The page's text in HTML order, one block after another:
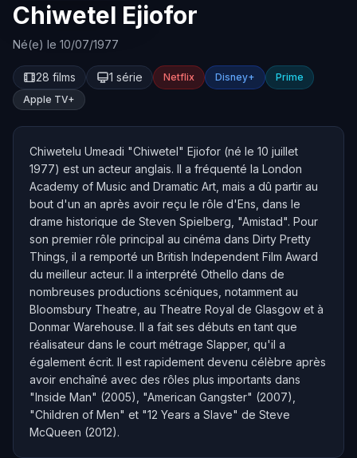
Chiwetel Ejiofor
Né(e) le 10/07/1977
28 films 1 série Netflix Disney+
Prime
Apple TV+
Chiwetelu Umeadi "Chiwetel" Ejiofor (né le 10 juillet
1977) est un acteur anglais. Il a fréquenté la London
Academy of Music and Dramatic Art, mais a dû partir au
bout d'un an après avoir reçu le rôle d'Ens, dans le
drame historique de Steven Spielberg, "Amistad". Pour
son premier rôle principal au cinéma dans Dirty Pretty
Things, il a remporté un British Independent Film Award
du meilleur acteur. Il a interprété Othello dans de
nombreuses productions scéniques, notamment au
Bloomsbury Theatre, au Theatre Royal de Glasgow et à
Donmar Warehouse. Il a fait ses débuts en tant que
réalisateur dans le court métrage Slapper, qu'il a
également écrit. Il est rapidement devenu célèbre après
avoir enchaîné avec des rôles plus importants dans
"Inside Man" (2005), "American Gangster" (2007),
"Children of Men" et "12 Years a Slave" de Steve
McQueen (2012).